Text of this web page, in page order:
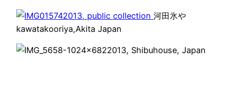
2013, public collection 河田氷や
kawatakooriya,Akita Japan
2013, Shibuhouse, Japan